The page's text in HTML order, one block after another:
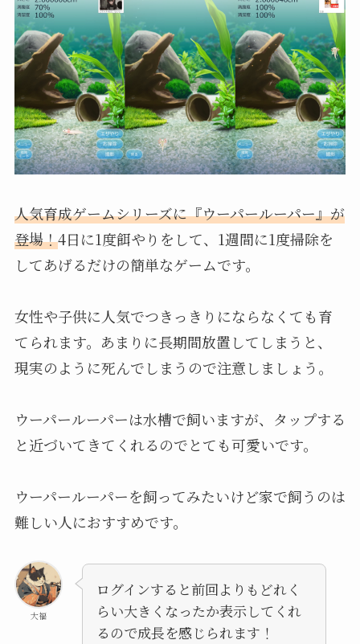
人気育成ゲームシリーズに『ウーパールーパー』が
登場！4日に1度餌やりをして、1週間に1度掃除を
してあげるだけの簡単なゲームです。
女性や子供に人気でつきっきりにならなくても育
てられます。あまりに長期間放置してしまうと、
現実のように死んでしまうので注意しましょう。
ウーパールーパーは水槽で飼いますが、タップする
と近づいてきてくれるのでとても可愛いです。
ウーパールーパーを飼ってみたいけど家で飼うのは
難しい人におすすめです。
大福
ログインすると前回よりもどれく
らい大きくなったか表示してくれ
るので成長を感じられます！